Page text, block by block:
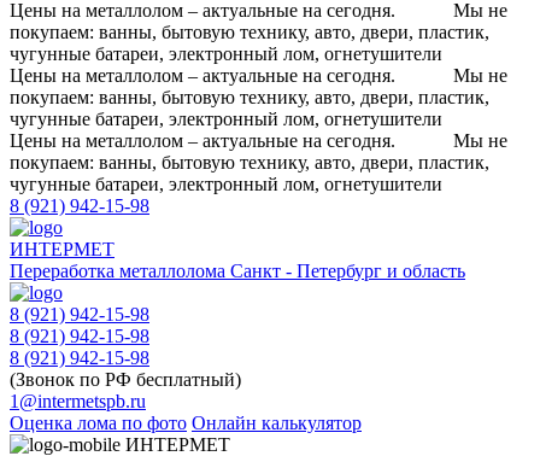
Цены на металлолом – актуальные на сегодня.
Мы не
покупаем: ванны, бытовую технику, авто, двери, пластик,
чугунные батареи, электронный лом, огнетушители
Цены на металлолом – актуальные на сегодня.
Мы не
покупаем: ванны, бытовую технику, авто, двери, пластик,
чугунные батареи, электронный лом, огнетушители
Цены на металлолом – актуальные на сегодня.
Мы не
покупаем: ванны, бытовую технику, авто, двери, пластик,
чугунные батареи, электронный лом, огнетушители
8 (921) 942-15-98
ИНТЕРМЕТ
Переработка металлолома Санкт - Петербург и область
8 (921) 942-15-98
8 (921) 942-15-98
8 (921) 942-15-98
(Звонок по РФ бесплатный)
1@intermetspb.ru
Оценка лома по фото Онлайн калькулятор
ИНТЕРМЕТ